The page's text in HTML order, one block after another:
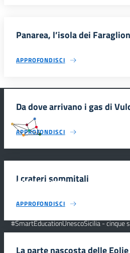
Panarea, l’isola dei
APPROFONDISCI
Da dove arrivano i gas di
APPROFONDISCI
I crateri sommitali
APPROFONDISCI
La parte nascosta delle Eolie
INFORMAZIONI
#SmartEducationUnescoSicilia - cinque